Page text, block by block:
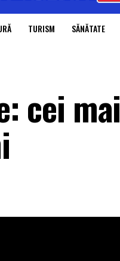
TURISM SĂNĂTATE
cei mai